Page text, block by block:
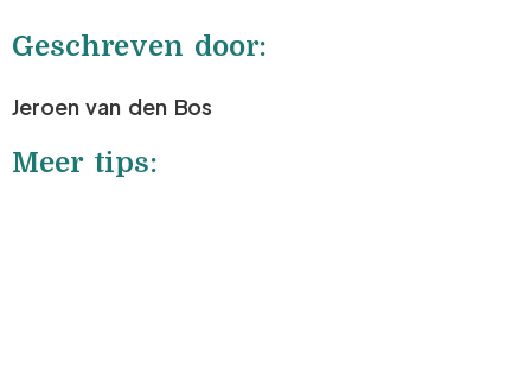
Geschreven door:
Jeroen van den Bos
Meer tips: